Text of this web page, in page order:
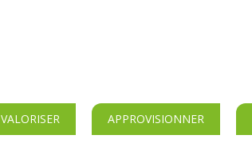
VALORISER APPROVISIONNER